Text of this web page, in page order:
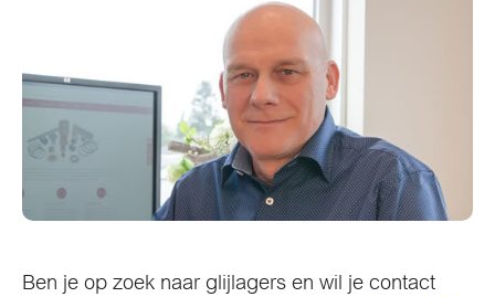
Ben je op zoek naar glijlagers en wil je contact